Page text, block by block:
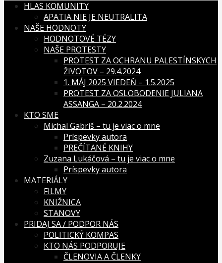
HLAS KOMUNITY
APATIA NIE JE NEUTRALITA
NAŠE HODNOTY
HODNOTOVÉ TÉZY
NAŠE PROTESTY
PROTEST ZA OCHRANU PALESTÍNSKYCH
ŽIVOTOV – 29.4.2024
1. MÁJ 2025 VIEDEŇ – 1.5.2025
PROTEST ZA OSLOBODENIE JULIANA
ASSANGA – 20.2.2024
KTO SME
Michal Gabriš – tu je viac o mne
Príspevky autora
PREČÍTANÉ KNIHY
Zuzana Lukáčová – tu je viac o mne
Príspevky autora
MATERIÁLY
FILMY
KNIŽNICA
STANOVY
PRIDAJ SA / PODPOR NÁS
POLITICKÝ KOMPAS
KTO NÁS PODPORUJE
ČLENOVIA A ČLENKY